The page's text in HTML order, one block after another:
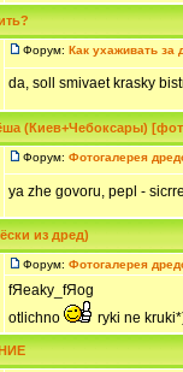
Форум: Как ухаживать за
da, soll smivaet krasky
(Киев+Чебоксары)
Форум: Фотогалерея
ya zhe govoru, pepl -
из дред)
Форум: Фотогалерея
fЯeaky_fЯog
otlichno
ryki ne